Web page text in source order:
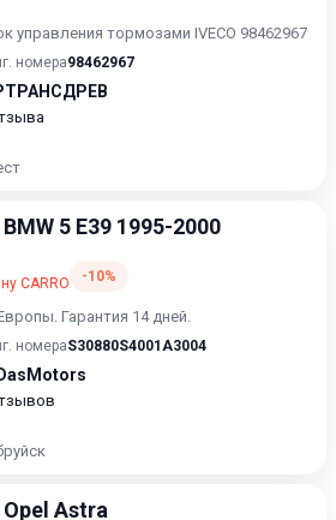
управления тормозами IVECO 98462967
номера98462967
5 E39 1995-2000
CARRO -10%
Гарантия 14 дней.
номераS30880S4001A3004
DasMotors
Astra